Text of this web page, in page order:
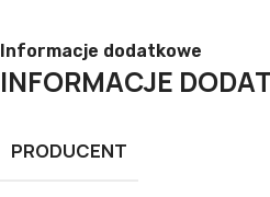
Informacje dodatkowe
INFORMACJE
PRODUCENT